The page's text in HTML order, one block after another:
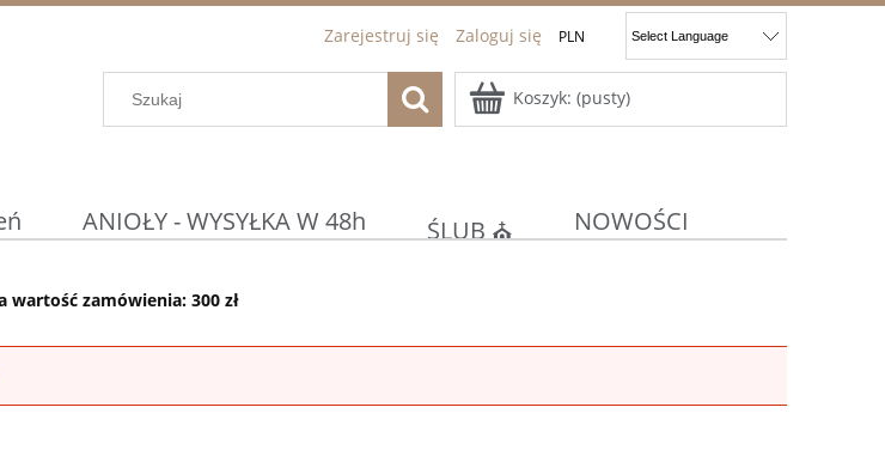
Zarejestruj się Zaloguj się
Koszyk: (pusty)
ANIOŁY - WYSYŁKA W 48h ŚLUB ⛪ NOWOŚCI
DETAL ◀
KOSZYCZKI WIELKANOCNE
wartość zamówienia: 300 zł